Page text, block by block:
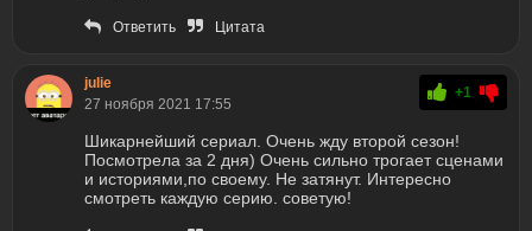
Ответить Цитата
julie
27 ноября 2021 17:55
+1
Шикарнейший сериал. Очень жду второй сезон!
Посмотрела за 2 дня) Очень сильно трогает сценами
и историями,по своему. Не затянут. Интересно
смотреть каждую серию. советую!